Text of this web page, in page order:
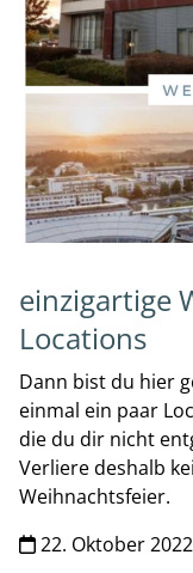
einzigartige
Locations
Dann bist du hier
einmal ein paar
die du dir nicht
Verliere deshalb
Weihnachtsfeier.
22. Oktober 2022